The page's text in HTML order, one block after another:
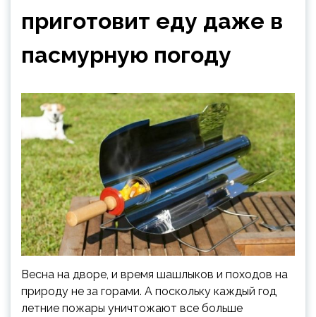
приготовит еду даже в
пасмурную погоду
Весна на дворе, и время шашлыков и походов на
природу не за горами. А поскольку каждый год
летние пожары уничтожают все больше